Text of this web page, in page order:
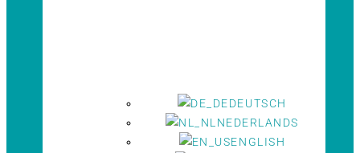
DEUTSCH
NEDERLANDS
ENGLISH